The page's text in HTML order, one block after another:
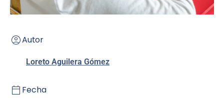
Autor
Loreto Aguilera Gómez
Fecha